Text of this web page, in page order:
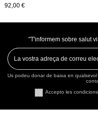
92,00 €
"T'informem sobre salut
Us podeu donar de baixa en
Accepto les